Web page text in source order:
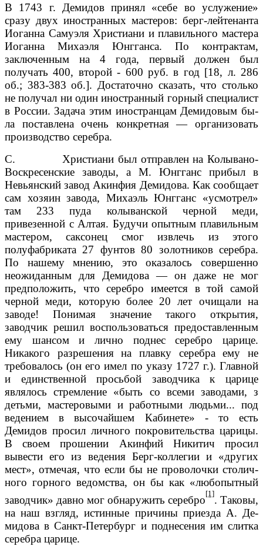
В 1743 г. Демидов принял «себе во услужение»
сразу двух иностранных мастеров: берг-лейтенанта
Иоганна Самуэля Христиани и плавильного мас­тера
Иоганна Михаэля Юнгганса. По контрактам,
заключенным на 4 года, первый должен был
получать 400, второй - 600 руб. в год [18, л. 286
об.; 383-383 об.]. Достаточно сказать, что столько
не получал ни один иностран­ный горный специалист
в России. Задача этим иностранцам Демидовым бы­
ла поставлена очень конкретная — организовать
производство серебра.
С. Христиани был отправлен на Колывано-
Воскресенские заводы, а М. Юнгганс прибыл в
Невьянский завод Акинфия Демидова. Как сообщает
сам хозяин завода, Михаэль Юнгганс «усмотрел»
там 233 пуда колыванской черной меди,
привезенной с Алтая. Будучи опытным плавильным
мастером, саксонец смог извлечь из этого
полуфабриката 27 фунтов 80 золотников се­ребра.
По нашему мнению, это оказалось совершенно
неожиданным для Де­мидова — он даже не мог
предположить, что серебро имеется в той самой
черной меди, которую более 20 лет очищали на
заводе! Понимая значение такого открытия,
заводчик решил воспользоваться предоставленным
ему шансом и лично поднес серебро царице.
Никакого разрешения на плавку се­ребра ему не
требовалось (он его имел по указу 1727 г.). Главной
и единст­венной просьбой заводчика к царице
являлось стремление «быть со всеми заводами, з
детьми, мастеровыми и работными людьми... под
ведением в вы­сочайшем Кабинете» - то есть
Демидов просил личного покровительства ца­рицы.
В своем прошении Акинфий Никитич просил
вывести его из ведения Берг-коллегии и «других
мест», отмечая, что если бы не проволочки столич­
ного горного ведомства, он бы как «любопытный
заводчик» давно мог обна­ружить серебро
[1]
. Таковы,
на наш взгляд, истинные причины приезда А. Де­
мидова в Санкт-Петербург и поднесения им слитка
серебра царице.